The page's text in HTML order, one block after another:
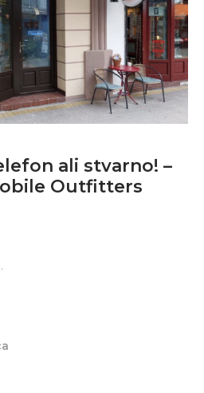
ali stvarno! –
Outfitters